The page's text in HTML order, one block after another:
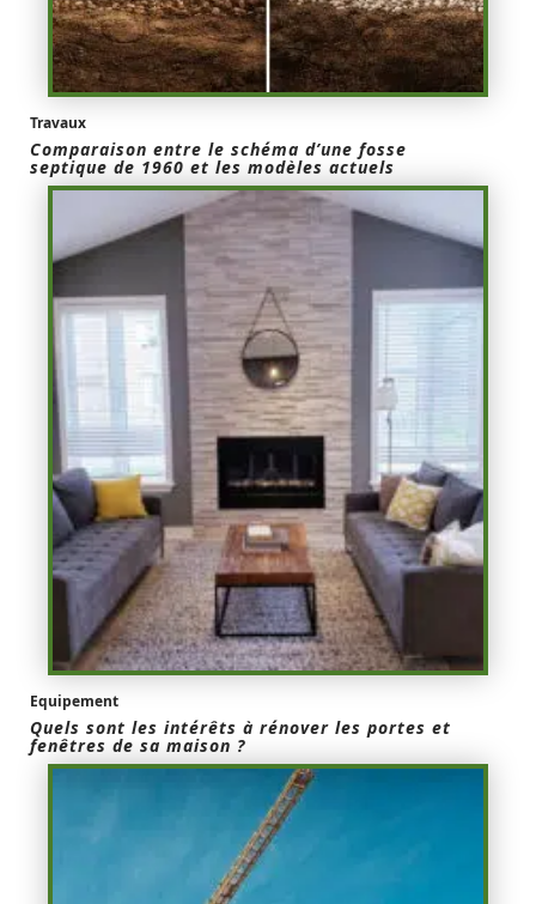
Travaux
Comparaison entre le schéma d’une fosse
septique de 1960 et les modèles actuels
Equipement
Quels sont les intérêts à rénover les portes et
fenêtres de sa maison ?